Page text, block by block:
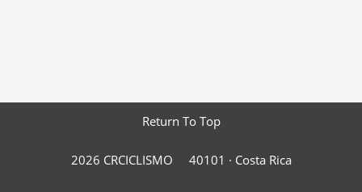
Return To Top
2026 CRCICLISMO 40101 · Costa Rica